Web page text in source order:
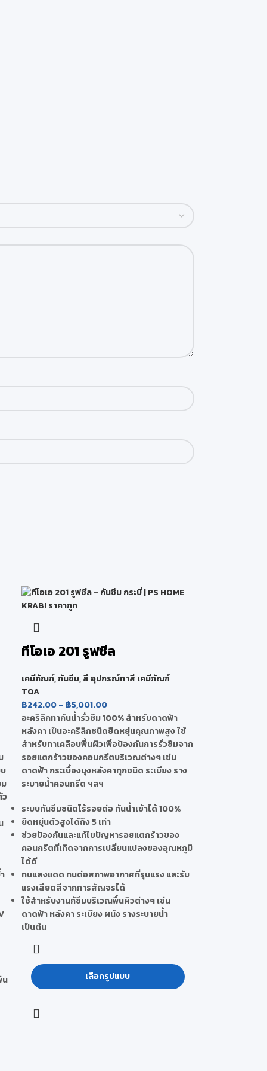
ว
น
ทีโอเอ 201 รูฟซีล
เคมีภัณฑ์, กันซึม, สี อุปกรณ์ทาสี เคมีภัณฑ์
TOA
฿242.00 – ฿5,001.00
อะคริลิกทากันน้ำรั่วซึม 100% สำหรับดาดฟ้า
หลังคา เป็นอะคริลิกชนิดยืดหยุ่นคุณภาพสูง ใช้
สำหรับทาเคลือบพื้นผิวเพื่อป้องกันการรั่วซึมจาก
รอยแตกร้าวของคอนกรีตบริเวณต่างๆ เช่น
ดาดฟ้า กระเบื้องมุงหลังคาทุกชนิด ระเบียง ราง
ระบายน้ำคอนกรีต ฯลฯ
ระบบกันซึมชนิดไร้รอยต่อ กันน้ำเข้าได้ 100%
ยืดหยุ่นตัวสูงได้ถึง 5 เท่า
ช่วยป้องกันและแก้ไขปัญหารอยแตกร้าวของ
คอนกรีตที่เกิดจากการเปลี่ยนแปลงของอุณหภูมิ
ได้ดี
ทนแสงแดด ทนต่อสภาพอากาศที่รุนแรง และรับ
แรงเสียดสีจากการสัญจรได้
ใช้สำหรับงานกัซึมบริเวณพื้นผิวต่างๆ เช่น
ดาดฟ้า หลังคา ระเบียง ผนัง รางระบายน้ำ
เป็นต้น
เลือกรูปแบบ